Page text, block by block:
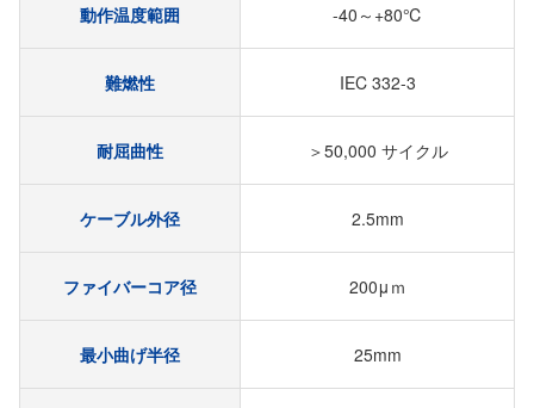
動作温度範囲 -40～+80℃
難燃性 IEC 332-3
耐屈曲性 ＞50,000 サイクル
ケーブル外径 2.5mm
ファイバーコア径 200μｍ
最小曲げ半径 25mm